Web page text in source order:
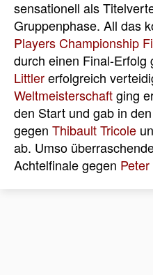
sensationell als
Gruppenphase. All das
Players Championship
durch einen Final-Erfolg
Littlererfolgreich
Weltmeisterschaftging
den Start und gab in
gegen Thibault Tricole
ab. Umso
Achtelfinale gegen